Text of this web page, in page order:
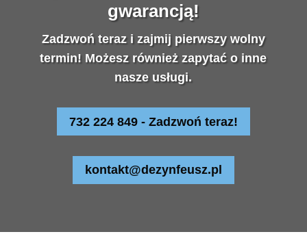
gwarancją!
Zadzwoń teraz i zajmij pierwszy wolny
termin! Możesz również zapytać o inne
nasze usługi.
732 224 849 - Zadzwoń teraz!
kontakt@dezynfeusz.pl